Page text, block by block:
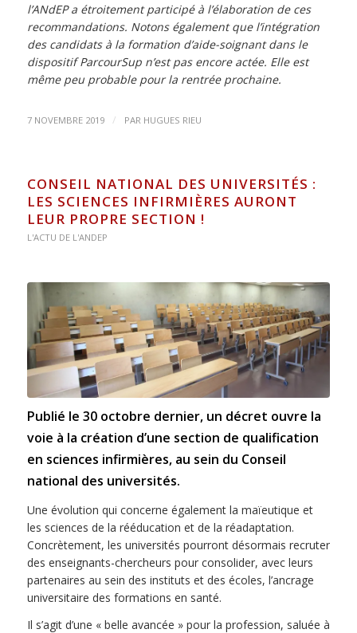
l’ANdEP a étroitement participé à l’élaboration de ces
recommandations. Notons également que l’intégration
des candidats à la formation d’aide-soignant dans le
dispositif ParcourSup n’est pas encore actée. Elle est
même peu probable pour la rentrée prochaine.
7 NOVEMBRE 2019 / PAR HUGUES RIEU
CONSEIL NATIONAL DES UNIVERSITÉS :
LES SCIENCES INFIRMIÈRES AURONT
LEUR PROPRE SECTION !
L'ACTU DE L'ANDEP
Publié le 30 octobre dernier, un décret ouvre la
voie à la création d’une section de qualification
en sciences infirmières, au sein du Conseil
national des universités.
Une évolution qui concerne également la maïeutique et
les sciences de la rééducation et de la réadaptation.
Concrètement, les universités pourront désormais recruter
des enseignants-chercheurs pour consolider, avec leurs
partenaires au sein des instituts et des écoles, l’ancrage
universitaire des formations en santé.
Il s’agit d’une « belle avancée » pour la profession, saluée à